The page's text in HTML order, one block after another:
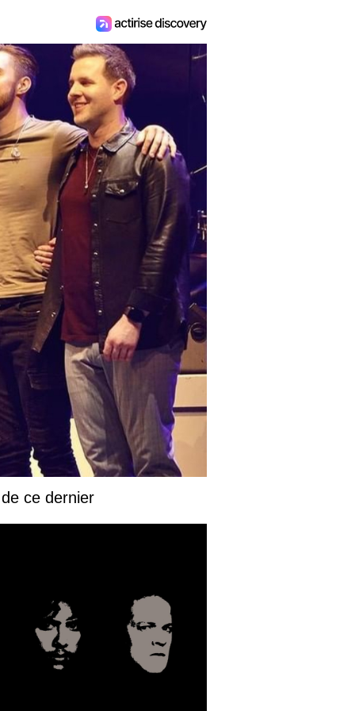
ce dernier